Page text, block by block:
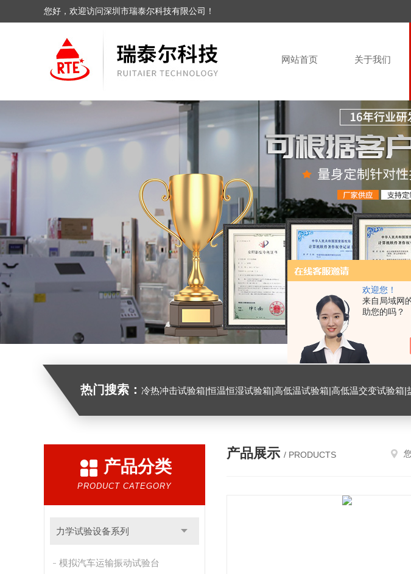
欢迎您！
来自局域网
助您的吗？
您好，欢迎访问深圳市瑞泰尔科技有限公司！
网站首页 关于我们
热门搜索： 冷热冲击试验箱|恒温恒湿试验箱|高低温试验箱|高低温交变试验箱|盐雾机|紫外线试验机|淋雨试验箱|臭氧试验箱|振动试验台|ESD测试仪|恒温恒湿试验室|氙灯老化试验箱|砂尘试验箱|手机微
产品分类
PRODUCT CATEGORY
力学试验设备系列
模拟汽车运输振动试验台
产品展示 / PRODUCTS